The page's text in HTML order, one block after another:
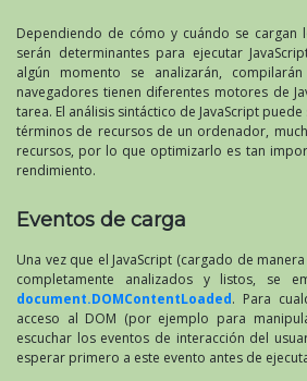
Dependiendo de cómo y cuándo se cargan
serán determinantes para ejecutar
algún momento se analizarán,
navegadores tienen diferentes motores de
tarea. El análisis sintáctico de JavaScript
términos de recursos de un ordenador,
recursos, por lo que optimizarlo es tan
rendimiento.
Eventos de carga
Una vez que el JavaScript (cargado de
completamente analizados y listos, se
document.DOMContentLoaded. Para
acceso al DOM (por ejemplo para
escuchar los eventos de interacción del
esperar primero a este evento antes de